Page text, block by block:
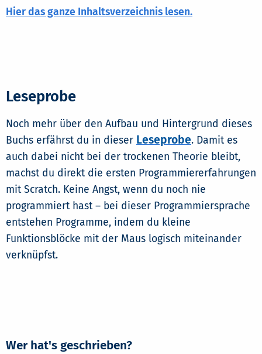
Hier das ganze Inhaltsverzeichnis lesen.
Leseprobe
Noch mehr über den Aufbau und Hintergrund dieses
Buchs erfährst du in dieser Leseprobe. Damit es
auch dabei nicht bei der trockenen Theorie bleibt,
machst du direkt die ersten Programmiererfahrungen
mit Scratch. Keine Angst, wenn du noch nie
programmiert hast – bei dieser Programmiersprache
entstehen Programme, indem du kleine
Funktionsblöcke mit der Maus logisch miteinander
verknüpfst.
Wer hat's geschrieben?